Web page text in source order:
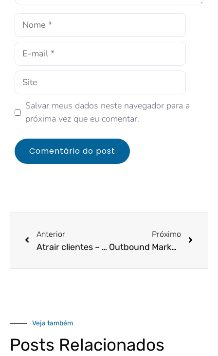
Salvar meus dados neste navegador para a
próxima vez que eu comentar.
Anterior
Atrair clientes – 5 técnicas para vender seus serviços com precisão!
Próximo
Outbound Marketing – O que é e como ele pode fazer suas vendas multiplicarem?
Veja também
Posts Relacionados